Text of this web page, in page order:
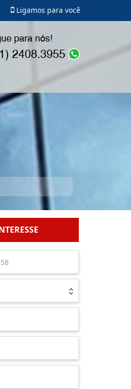
Ligamos para você